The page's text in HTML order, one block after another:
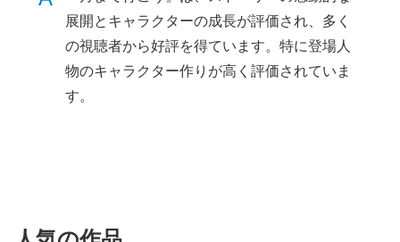
展開とキャラクターの成長が評価され、多く
の視聴者から好評を得ています。特に登場人
物のキャラクター作りが高く評価されていま
す。